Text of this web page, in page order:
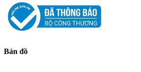
Bản đồ